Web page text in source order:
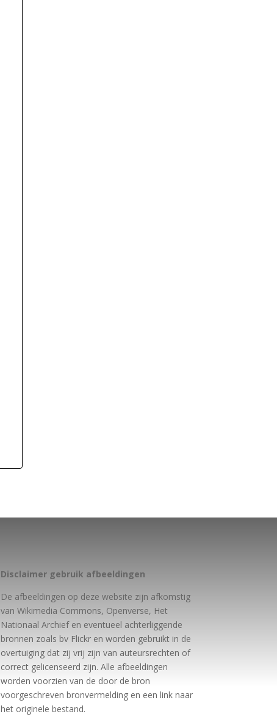
Disclaimer gebruik afbeeldingen
De afbeeldingen op deze website zijn afkomstig
van Wikimedia Commons, Openverse, Het
Nationaal Archief en eventueel achterliggende
bronnen zoals bv Flickr en worden gebruikt in de
overtuiging dat zij vrij zijn van auteursrechten of
correct gelicenseerd zijn. Alle afbeeldingen
worden voorzien van de door de bron
voorgeschreven bronvermelding en een link naar
het originele bestand.